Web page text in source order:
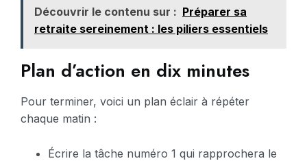
Découvrir le contenu sur : Préparer sa
retraite sereinement : les piliers essentiels
Plan d’action en dix minutes
Pour terminer, voici un plan éclair à répéter
chaque matin :
Écrire la tâche numéro 1 qui rapprochera le